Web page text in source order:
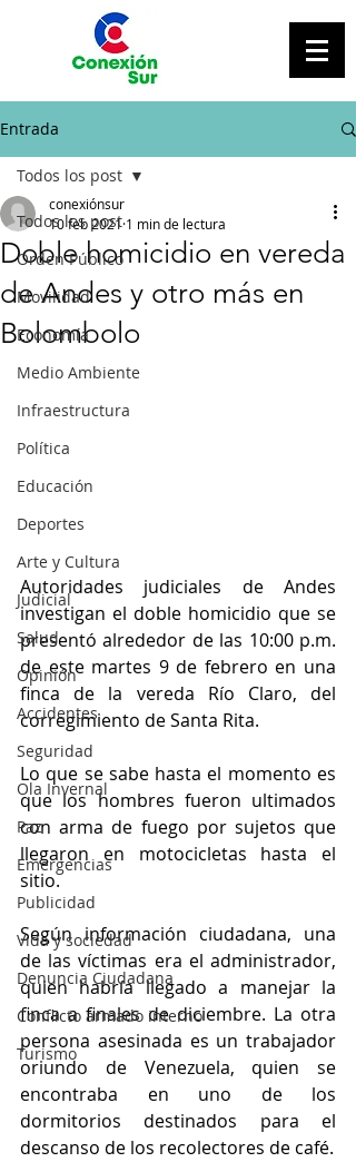
Entrada
Todos los post
Orden Público
Movilidad
Economía
Medio Ambiente
Infraestructura
Política
Educación
Deportes
Arte y Cultura
Judicial
Salud
Opinión
Accidentes
Seguridad
Ola Invernal
Paz
Emergencias
Publicidad
Vida y sociedad
Denuncia Ciudadana
Conflicto armado interno
Turismo
Todos los post
Doble homicidio en vereda
de Andes y otro más en
Bolombolo
conexiónsur
10 feb 2021 1 min de lectura
Autoridades judiciales de Andes
investigan el doble homicidio que se
presentó alrededor de las 10:00 p.m.
de este martes 9 de febrero en una
finca de la vereda Río Claro, del
corregimiento de Santa Rita.
Lo que se sabe hasta el momento es
que los hombres fueron ultimados
con arma de fuego por sujetos que
llegaron en motocicletas hasta el
sitio.
Según información ciudadana, una
de las víctimas era el administrador,
quien habría llegado a manejar la
finca a finales de diciembre. La otra
persona asesinada es un trabajador
oriundo de Venezuela, quien se
encontraba en uno de los
dormitorios destinados para el
descanso de los recolectores de café.